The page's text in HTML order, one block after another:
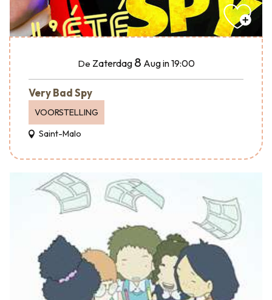
De Zaterdag 8 Augin 19:00
Very Bad Spy
VOORSTELLING
Saint-Malo